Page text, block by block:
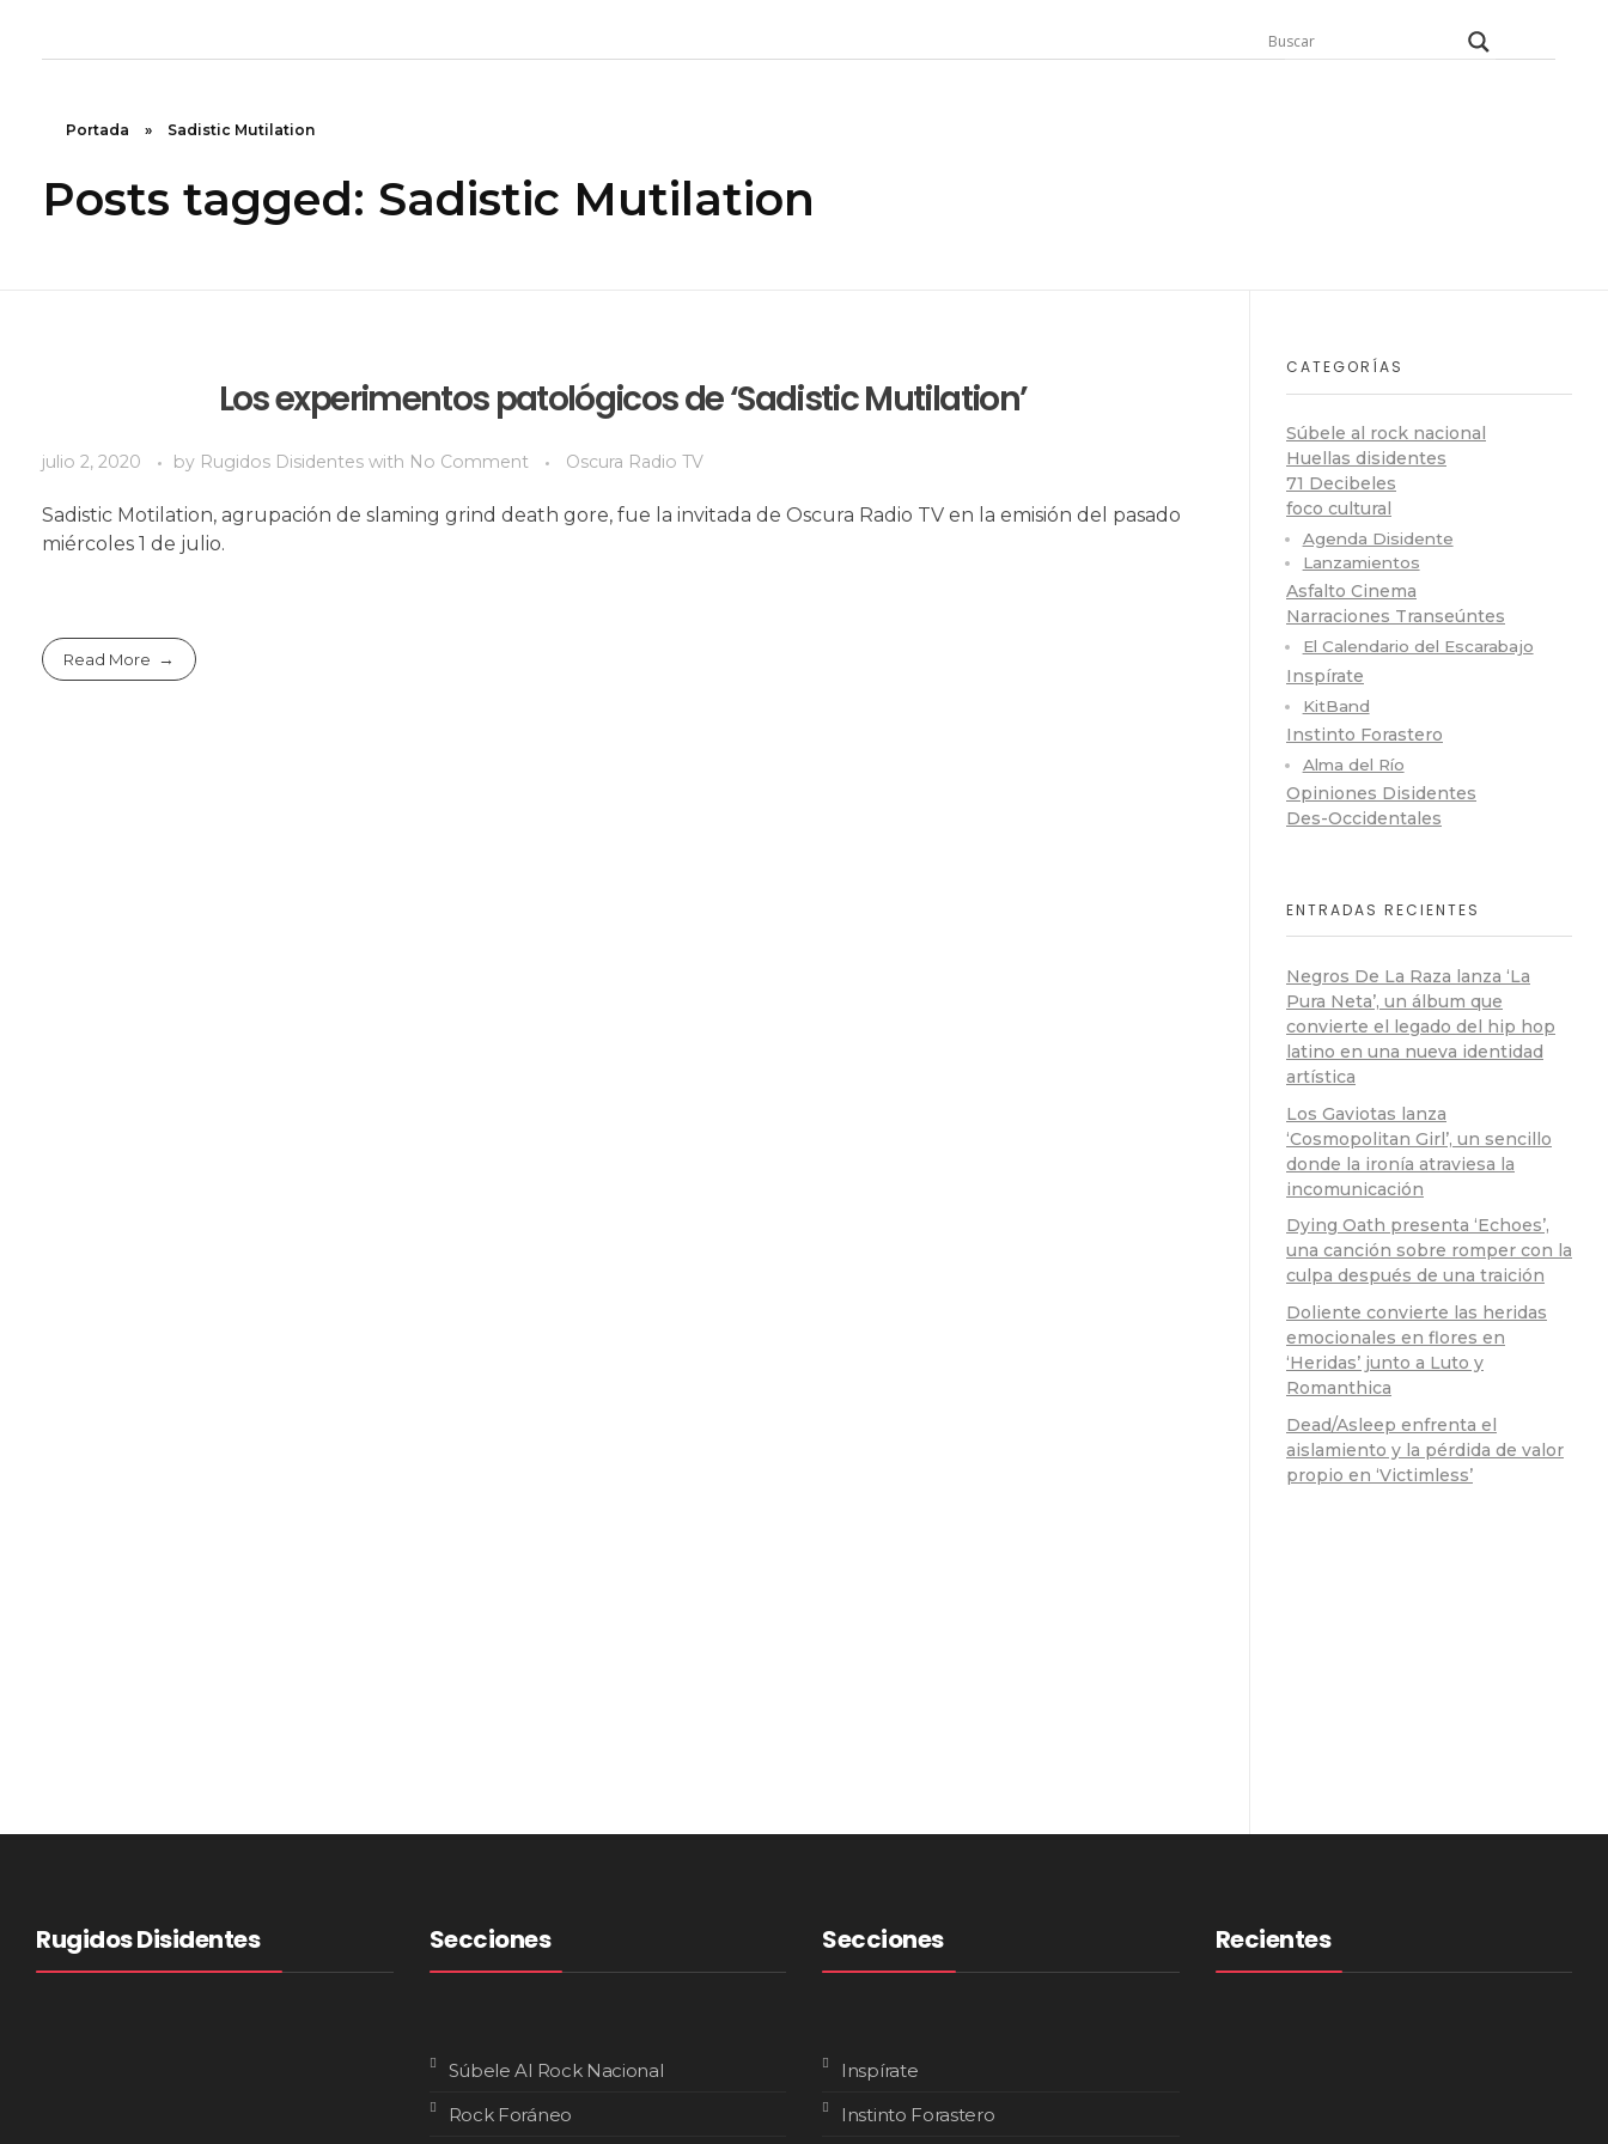
Rugidos Disidentes
Bogotá - Colombia | ISSN 2619-5569
Portada » Sadistic Mutilation
Posts tagged: Sadistic Mutilation
Los experimentos patológicos de ‘Sadistic Mutilation’
julio 2, 2020 by Rugidos Disidentes with No Comment Oscura Radio TV
Sadistic Motilation, agrupación de slaming grind death gore, fue la invitada de Oscura Radio TV en la emisión del pasado
miércoles 1 de julio.
Read More
CATEGORÍAS
Súbele al rock nacional
Huellas disidentes
71 Decibeles
foco cultural
Agenda Disidente
Lanzamientos
Asfalto Cinema
Narraciones Transeúntes
El Calendario del Escarabajo
Inspírate
KitBand
Instinto Forastero
Alma del Río
Opiniones Disidentes
Des-Occidentales
ENTRADAS RECIENTES
Negros De La Raza lanza ‘La
Pura Neta’, un álbum que
convierte el legado del hip hop
latino en una nueva identidad
artística
Los Gaviotas lanza
‘Cosmopolitan Girl’, un sencillo
donde la ironía atraviesa la
incomunicación
Dying Oath presenta ‘Echoes’,
una canción sobre romper con la
culpa después de una traición
Doliente convierte las heridas
emocionales en flores en
‘Heridas’ junto a Luto y
Romanthica
Dead/Asleep enfrenta el
aislamiento y la pérdida de valor
propio en ‘Victimless’
Rugidos Disidentes Secciones
Súbele Al Rock Nacional
Rock Foráneo
Secciones
Inspírate
Instinto Forastero
Recientes